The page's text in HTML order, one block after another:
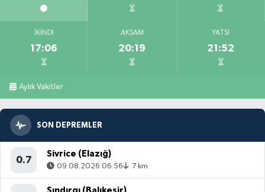
İKINDI
17:06
AKŞAM
20:19
YATSI
21:52
Aylık Vakitler
SON DEPREMLER
0.7
Sivrice (Elazığ)
09.08.2026 06:56 7 km